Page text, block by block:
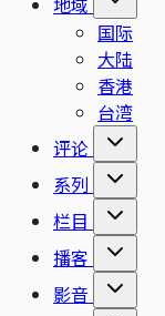
国际
大陆
香港
台湾
评论
系列
栏目
播客
影音